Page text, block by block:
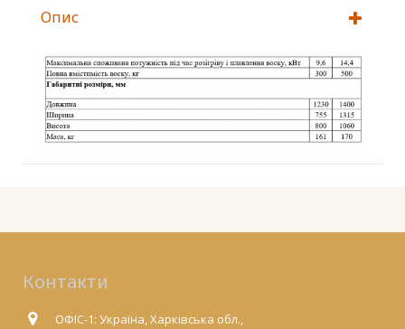
Опис
Контакти
ОФІС-1: Україна, Харківська обл.,